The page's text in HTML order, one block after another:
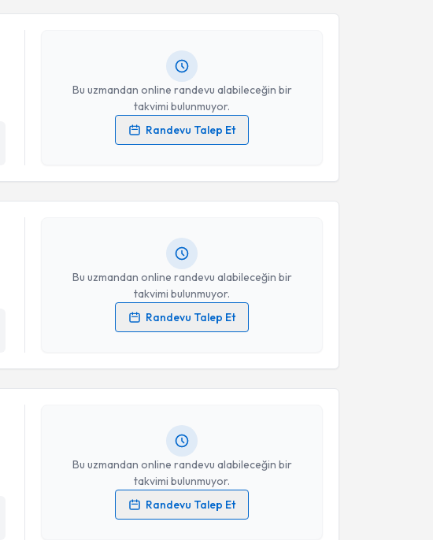
Bu uzmandan online randevu alabileceğin bir
takvimi bulunmuyor.
Randevu Talep Et
Kişisel verilerimin işlenmesine ilişkinAydınlatma Metni
işlenmesini kabul ediyorum.
Bu uzmandan online randevu alabileceğin bir
takvimi bulunmuyor.
Randevu Talep Et
Randevu Takvimi Talebi
Kişisel verilerimin işlenmesine ilişkinAydınlatma Metni
işlenmesini kabul ediyorum.
Bu uzmandan online randevu alabileceğin bir
takvimi bulunmuyor.
Randevu Talep Et
Randevu Takvimi Talebi
Kişisel verilerimin işlenmesine ilişkinAydınlatma Metni